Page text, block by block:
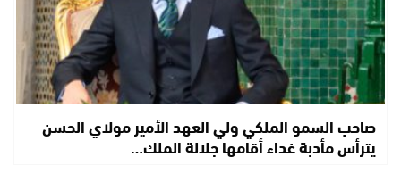
صاحب السمو الملكي ولي العهد الأمير مولاي الحسن
يترأس مأدبة غداء أقامها جلالة الملك…